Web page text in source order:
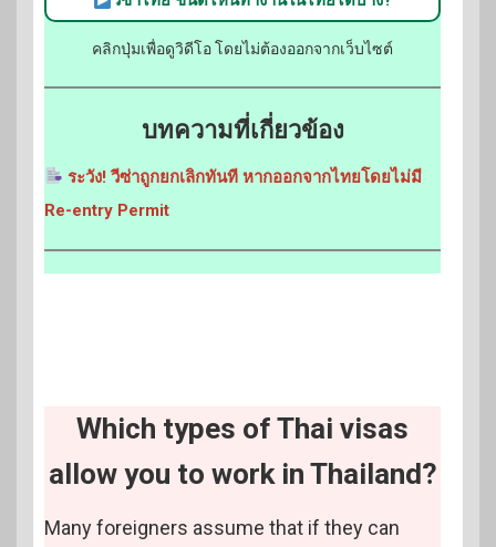
คลิกปุ่มเพื่อดูวิดีโอ โดยไม่ต้องออกจากเว็บไซต์
บทความที่เกี่ยวข้อง
ระวัง! วีซ่าถูกยกเลิกทันที หากออกจากไทยโดยไม่มี
Re-entry Permit
Which types of Thai visas
allow you to work in Thailand?
Many foreigners assume that if they can